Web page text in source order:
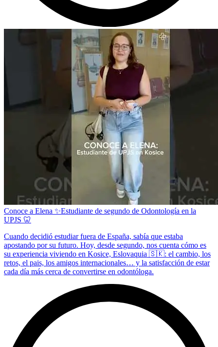
Conoce a Elena ✨Estudiante de segundo de Odontología en la
UPJS 🦷
Cuando decidió estudiar fuera de España, sabía que estaba
apostando por su futuro. Hoy, desde segundo, nos cuenta cómo es
su experiencia viviendo en Kosice, Eslovaquia 🇸🇰: el cambio, los
retos, el pais, los amigos internacionales… y la satisfacción de estar
cada día más cerca de convertirse en odontóloga.